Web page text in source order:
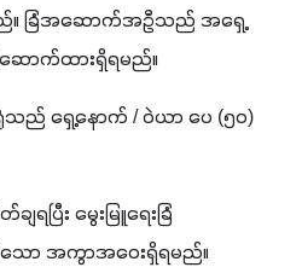
။ ခြံအဆောက်အဦသည် အရှေ့
ာက်ထားရှိရမည်။
ည် ရှေ့နောက် / ဝဲယာ ပေ (၅၀)
ရပြီး မွေးမြူရေးခြံ
ာ အကွာအဝေးရှိရမည်။